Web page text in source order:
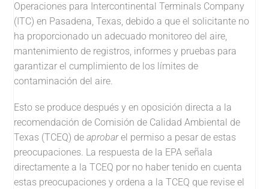
Operaciones para Intercontinental Terminals Company
(ITC) en Pasadena, Texas, debido a que el solicitante no
ha proporcionado un adecuado monitoreo del aire,
mantenimiento de registros, informes y pruebas para
garantizar el cumplimiento de los límites de
contaminación del aire.
Esto se produce después y en oposición directa a la
recomendación de Comisión de Calidad Ambiental de
Texas (TCEQ) deaprobarel permiso a pesar de estas
preocupaciones. La respuesta de la EPA señala
directamente a la TCEQ por no haber tenido en cuenta
estas preocupaciones y ordena a la TCEQ que revise el